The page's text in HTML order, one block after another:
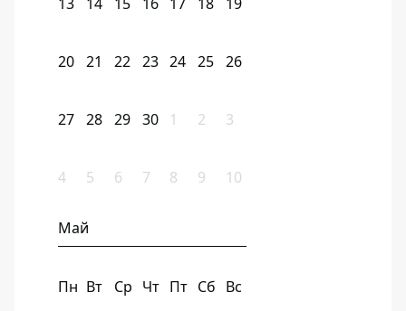
20 21 22 23 24 25 26
27 28 29 30 1 2 3
4 5 6 7 8 9 10
Май
Пн Вт Ср Чт Пт Сб Вс